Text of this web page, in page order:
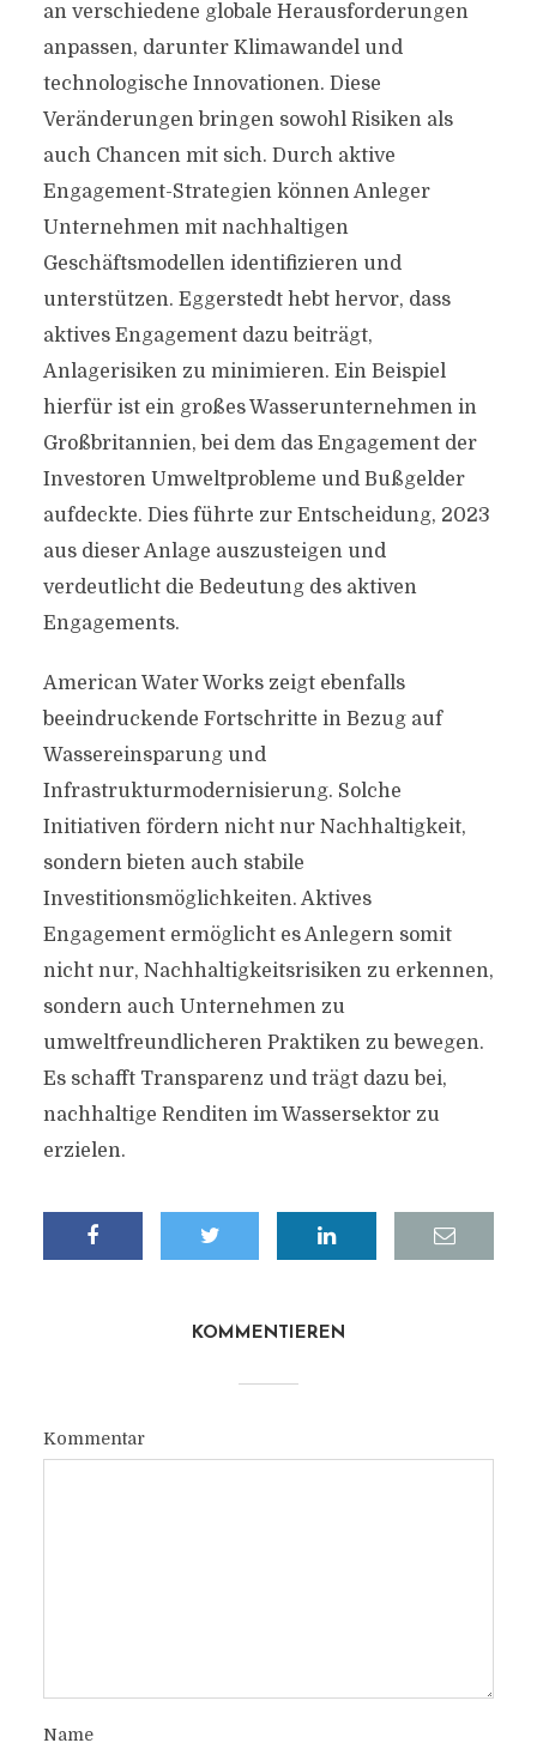
an verschiedene globale Herausforderungen
anpassen, darunter Klimawandel und
technologische Innovationen. Diese
Veränderungen bringen sowohl Risiken als
auch Chancen mit sich. Durch aktive
Engagement-Strategien können Anleger
Unternehmen mit nachhaltigen
Geschäftsmodellen identifizieren und
unterstützen. Eggerstedt hebt hervor, dass
aktives Engagement dazu beiträgt,
Anlagerisiken zu minimieren. Ein Beispiel
hierfür ist ein großes Wasserunternehmen in
Großbritannien, bei dem das Engagement der
Investoren Umweltprobleme und Bußgelder
aufdeckte. Dies führte zur Entscheidung, 2023
aus dieser Anlage auszusteigen und
verdeutlicht die Bedeutung des aktiven
Engagements.
American Water Works zeigt ebenfalls
beeindruckende Fortschritte in Bezug auf
Wassereinsparung und
Infrastrukturmodernisierung. Solche
Initiativen fördern nicht nur Nachhaltigkeit,
sondern bieten auch stabile
Investitionsmöglichkeiten. Aktives
Engagement ermöglicht es Anlegern somit
nicht nur, Nachhaltigkeitsrisiken zu erkennen,
sondern auch Unternehmen zu
umweltfreundlicheren Praktiken zu bewegen.
Es schafft Transparenz und trägt dazu bei,
nachhaltige Renditen im Wassersektor zu
erzielen.
KOMMENTIEREN
Kommentar
Name